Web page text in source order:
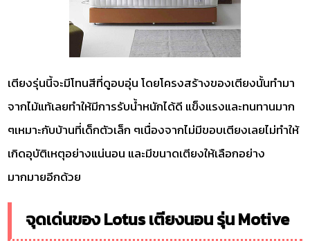
เตียงรุ่นนี้จะมีโทนสีที่ดูอบอุ่น โดยโครงสร้างของเตียงนั้นทำมา
จากไม้แท้เลยทำให้มีการรับน้ำหนักได้ดี แข็งแรงและทนทานมาก
ๆเหมาะกับบ้านที่เด็กตัวเล็ก ๆเนื่องจากไม่มีขอบเตียงเลยไม่ทำให้
เกิดอุบัติเหตุอย่างแน่นอน และมีขนาดเตียงให้เลือกอย่าง
มากมายอีกด้วย
จุดเด่นของ Lotus เตียงนอน รุ่น Motive